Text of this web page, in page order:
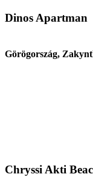
Dinos Apartman
Görögország,
Chryssi Akti